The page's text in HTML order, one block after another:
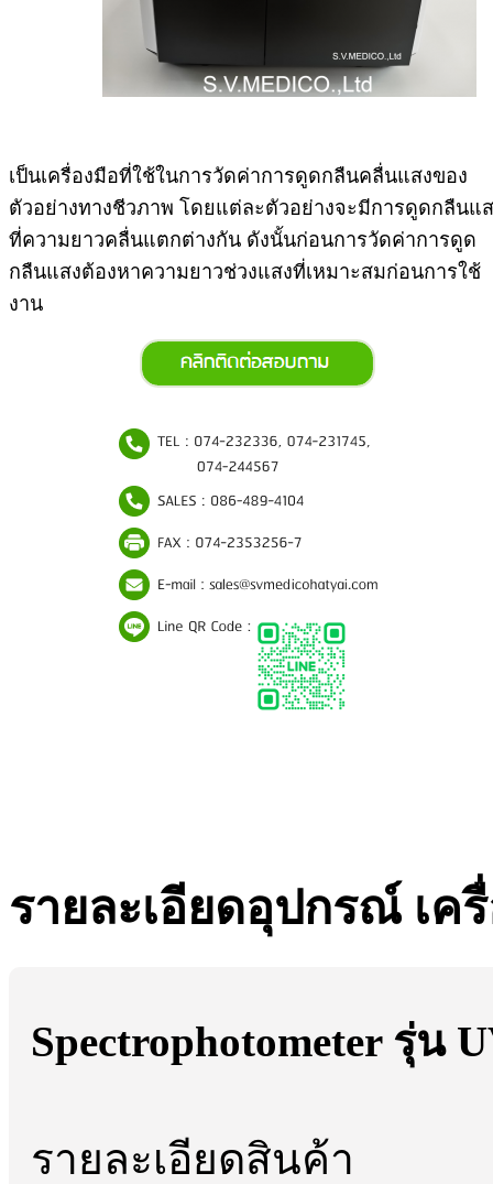
เป็นเครื่องมือที่ใช้ในการวัดค่าการดูดกลืนคลื่นแสงของ
ตัวอย่างทางชีวภาพ โดยแต่ละตัวอย่างจะมีการดูดกลืนแ
ที่ความยาวคลื่นแตกต่างกัน ดังนั้นก่อนการวัดค่าการดูด
กลืนแสงต้องหาความยาวช่วงแสงที่เหมาะสมก่อนการใช้
งาน
รายละเอียดอุปกรณ์ เค
Spectrophotometer รุ่น
รายละเอียดสินค้า